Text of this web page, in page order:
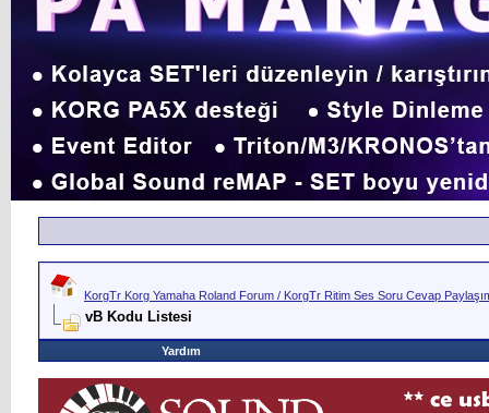
KorgTr Korg Yamaha Roland Forum / KorgTr Ritim Ses Soru Cevap
vB Kodu Listesi
Yardım